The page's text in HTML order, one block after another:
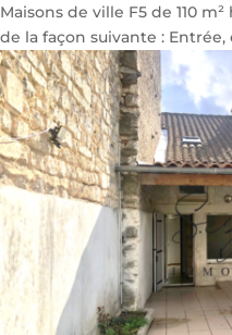
Maisons de ville F5 de 110
de la façon suivante :